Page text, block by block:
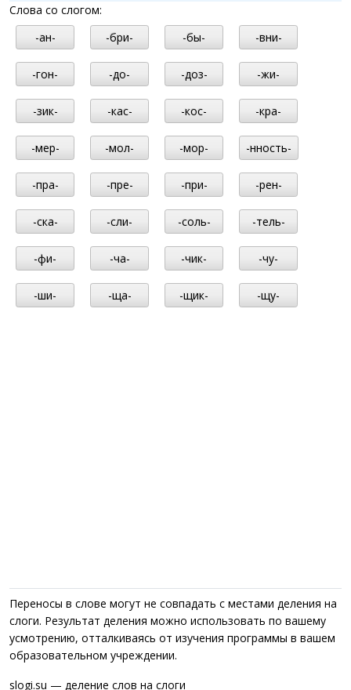
Слова со слогом:
-ан-
-бри- -бы- -вни-
-гон- -до- -доз- -жи-
-зик- -кас- -кос- -кра-
-мер- -мол- -мор- -нность-
-пра- -пре- -при- -рен-
-ска- -сли- -соль- -тель-
-фи- -ча- -чик- -чу-
-ши- -ща- -щик- -щу-
Переносы в слове могут не совпадать с местами деления на
слоги. Результат деления можно использовать по вашему
усмотрению, отталкиваясь от изучения программы в вашем
образовательном учреждении.
slogi.su — деление слов на слоги